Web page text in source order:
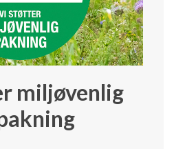
miljøvenlig